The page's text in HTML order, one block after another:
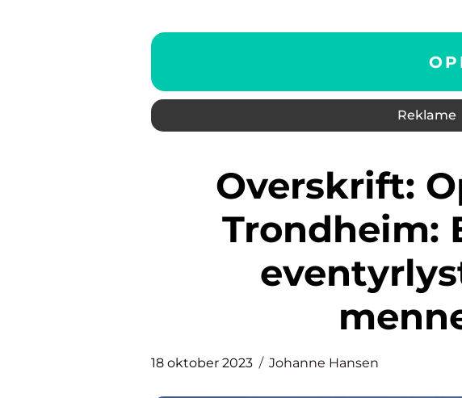
Reklame
Overskrift: Opplevelser i
Trondheim:
18 oktober 2023 Johanne Hansen